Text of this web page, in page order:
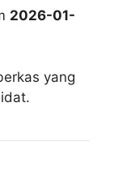
2026-01-
yang